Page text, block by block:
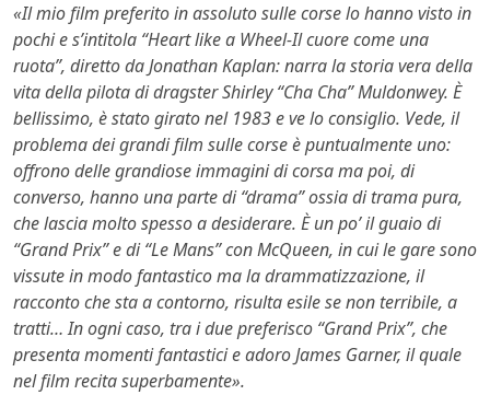
«Il mio film preferito in assoluto sulle corse lo hanno visto in
pochi e s’intitola “Heart like a Wheel-Il cuore come una
ruota”, diretto da Jonathan Kaplan: narra la storia vera della
vita della pilota di dragster Shirley “Cha Cha” Muldonwey. È
bellissimo, è stato girato nel 1983 e ve lo consiglio. Vede, il
problema dei grandi film sulle corse è puntualmente uno:
offrono delle grandiose immagini di corsa ma poi, di
converso, hanno una parte di “drama” ossia di trama pura,
che lascia molto spesso a desiderare. È un po’ il guaio di
“Grand Prix” e di “Le Mans” con McQueen, in cui le gare sono
vissute in modo fantastico ma la drammatizzazione, il
racconto che sta a contorno, risulta esile se non terribile, a
tratti… In ogni caso, tra i due preferisco “Grand Prix”, che
presenta momenti fantastici e adoro James Garner, il quale
nel film recita superbamente».